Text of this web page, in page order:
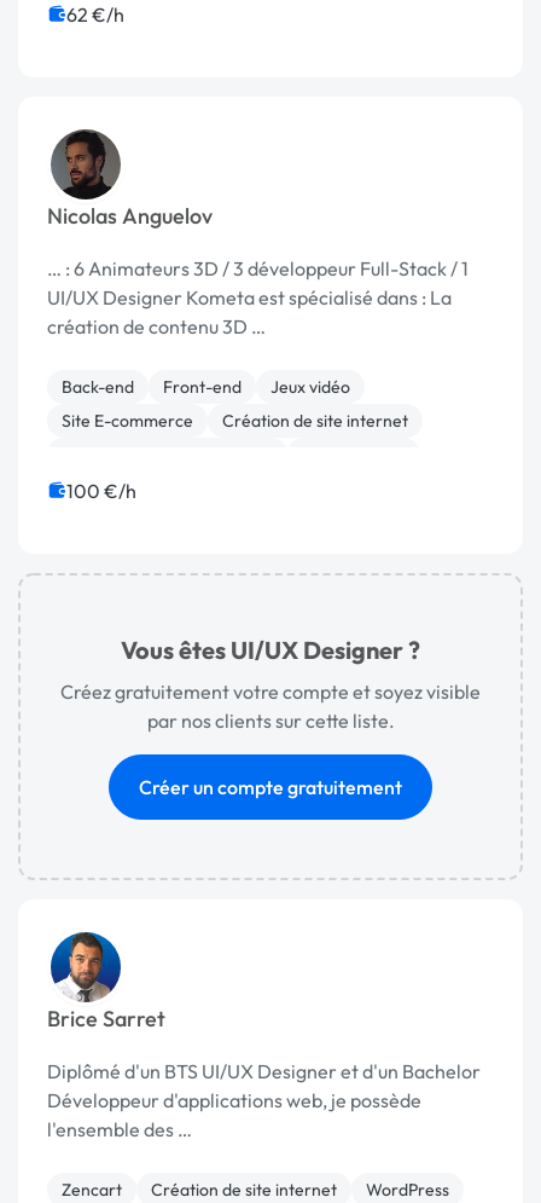
Experience utilisateur
62 €/h
Nicolas Anguelov
… : 6 Animateurs 3D / 3 développeur Full-Stack / 1
UI/UX Designer Kometa est spécialisé dans : La
création de contenu 3D …
Back-end Front-end
Jeux vidéo
Site E-commerce
Création de site internet
Motion design
100 €/h
Vous êtes UI/UX Designer ?
Créez gratuitement votre compte et soyez visible
par nos clients sur cette liste.
Créer un compte gratuitement
Brice Sarret
Diplômé d'un BTS UI/UX Designer et d'un Bachelor
Développeur d'applications web, je possède
l'ensemble des …
Zencart Création de site internet
WordPress